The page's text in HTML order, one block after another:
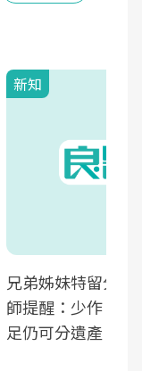
新知
兄弟姊妹特留分確
師提醒：少作「這
足仍可分遺產